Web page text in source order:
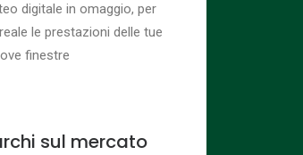
digitale in omaggio, per
le prestazioni delle tue
finestre
sul mercato